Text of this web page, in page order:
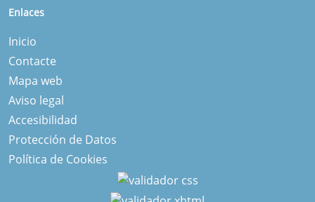
Enlaces
Inicio
Contacte
Mapa web
Aviso legal
Accesibilidad
Protección de Datos
Política de Cookies